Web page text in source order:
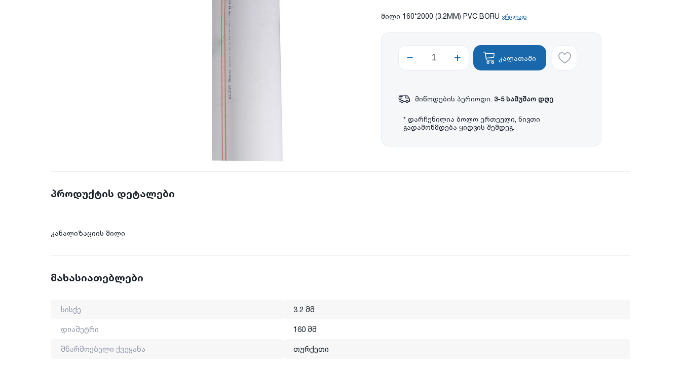
მილი 160*2000 (3.2MM) PVC BORU ვრცლად
კალათაში
მიწოდების პერიოდი: 3-5 სამუშაო დღე
* დარჩენილია ბოლო ერთეული, ნივთი
გადამოწმდება ყიდვის შემდეგ.
პროდუქტის დეტალები
კანალიზაციის მილი
მახასიათებლები
სისქე 3.2 მმ
დიამეტრი 160 მმ
მწარმოებელი ქვეყანა თურქეთი